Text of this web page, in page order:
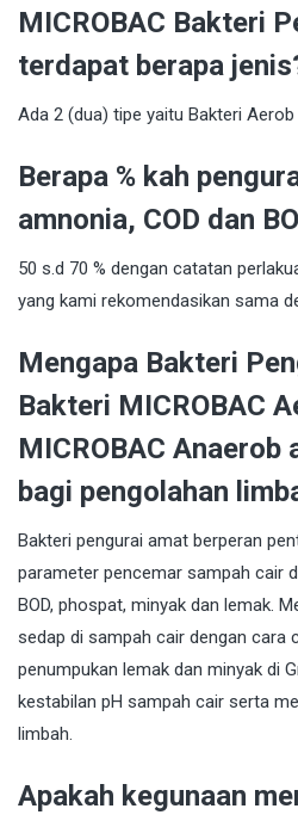
MICROBAC Bakteri
terdapat berapa
Ada 2 (dua) tipe yaitu Bakteri
Berapa % kah
amnonia, COD dan
50 s.d 70 % dengan catatan
yang kami rekomendasikan sama
Mengapa Bakteri
Bakteri MICROBAC
MICROBAC Anaerob
bagi pengolahan
Bakteri pengurai amat berperan
parameter pencemar sampah cair
BOD, phospat, minyak dan lemak.
sedap di sampah cair dengan cara
penumpukan lemak dan minyak di
kestabilan pH sampah cair serta
limbah.
Apakah kegunaan